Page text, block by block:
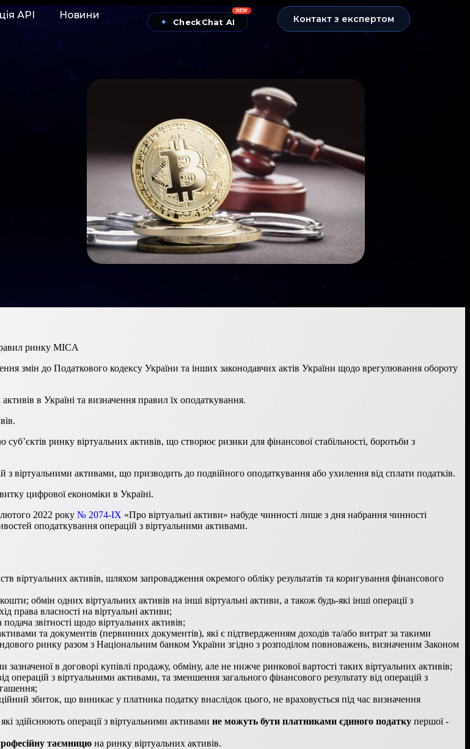
АРІ Новини
✦ CheckChat AI
NEW
Контакт з експертом
ринку MICA
змін до Податкового кодексу України та інших законодавчих актів України щодо врегулювання обороту
в Україні та визначення правил їх оподаткування.
ринку віртуальних активів, що створює ризики для фінансової стабільності, боротьби з
з віртуальними активами, що призводить до подвійного оподаткування або ухилення від сплати податків.
цифрової економіки в Україні.
2022 року № 2074-IX «Про віртуальні активи» набуде чинності лише з дня набрання чинності
оподаткування операцій з віртуальними активами.
віртуальних активів, шляхом запровадження окремого обліку результатів та коригування фінансового
обмін одних віртуальних активів на інші віртуальні активи, а також будь-які інші операції з
права власності на віртуальні активи;
подача звітності щодо віртуальних активів;
та документів (первинних документів), які є підтвердженням доходів та/або витрат за такими
ринку разом з Національним банком України згідно з розподілом повноважень, визначеним Законом
зазначеної в договорі купівлі продажу, обміну, але не нижче ринкової вартості таких віртуальних активів;
операцій з віртуальними активами, та зменшення загального фінансового результату від операцій з
збиток, що виникає у платника податку внаслідок цього, не враховується під час визначення
здійснюють операції з віртуальними активами не можуть бути платниками єдиного податку першої -
таємницю на ринку віртуальних активів.